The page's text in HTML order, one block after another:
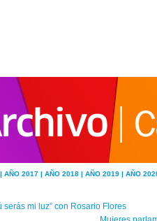
AÑO 2017 | AÑO 2018 | AÑO 2019 | AÑO
serás mi luz” con Rosario Flores